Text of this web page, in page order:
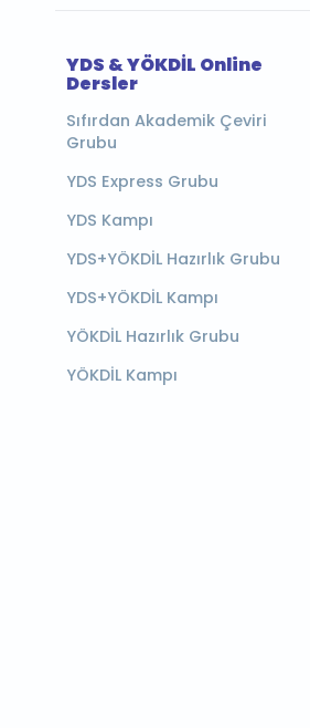
YDS & YÖKDİL Online
Dersler
Sıfırdan Akademik Çeviri
Grubu
YDS Express Grubu
YDS Kampı
YDS+YÖKDİL Hazırlık Grubu
YDS+YÖKDİL Kampı
YÖKDİL Hazırlık Grubu
YÖKDİL Kampı